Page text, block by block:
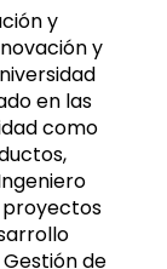
y
y
en las
como
proyectos
de